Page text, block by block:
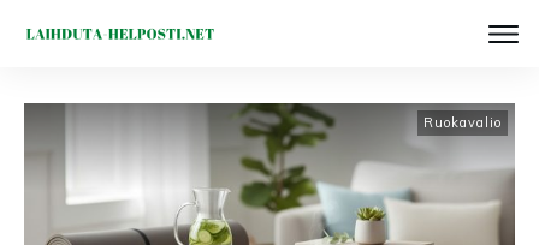
Ruokavalio